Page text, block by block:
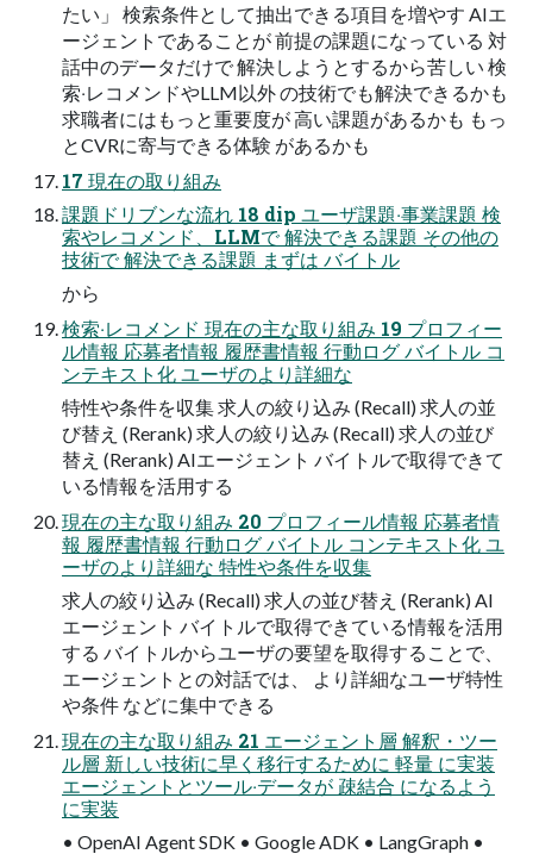
たい」 検索条件として抽出できる項⽬を増やす AIエ
ージェントであることが 前提の課題になっている 対
話中のデータだけで 解決しようとするから苦しい 検
索‧レコメンドやLLM以外 の技術でも解決できるかも
求職者にはもっと重要度が ⾼い課題があるかも もっ
とCVRに寄与できる体験 があるかも
17 現在の取り組み
課題ドリブンな流れ 18 dip ユーザ課題‧事業課題 検
索やレコメンド、LLMで 解決できる課題 その他の
技術で 解決できる課題 まずは バイトル
から
検索‧レコメンド 現在の主な取り組み 19 プロフィー
ル情報 応募者情報 履歴書情報 ⾏動ログ バイトル コ
ンテキスト化 ユーザのより詳細な
特性や条件を収集 求⼈の絞り込み (Recall) 求⼈の並
び替え (Rerank) 求⼈の絞り込み (Recall) 求⼈の並び
替え (Rerank) AIエージェント バイトルで取得できて
いる情報を活⽤する
現在の主な取り組み 20 プロフィール情報 応募者情
報 履歴書情報 ⾏動ログ バイトル コンテキスト化 ユ
ーザのより詳細な 特性や条件を収集
求⼈の絞り込み (Recall) 求⼈の並び替え (Rerank) AI
エージェント バイトルで取得できている情報を活⽤
する バイトルからユーザの要望を取得することで、
エージェントとの対話では、 より詳細なユーザ特性
や条件 などに集中できる
現在の主な取り組み 21 エージェント層 解釈・ツー
ル層 新しい技術に早く移⾏するために 軽量 に実装
エージェントとツール‧データが 疎結合 になるよう
に実装
• OpenAI Agent SDK • Google ADK • LangGraph •